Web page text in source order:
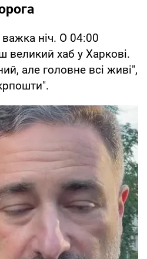
важка ніч. О 04:00
великий хаб у Харкові.
але головне всі живі",